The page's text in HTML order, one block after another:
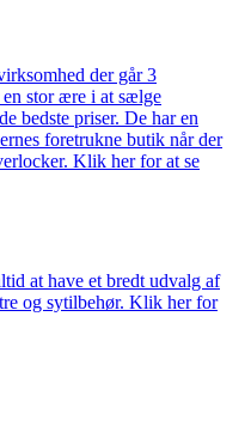
der går 3
stor ære i at sælge
bedste priser. De har en
foretrukne butik når der
Klik her for at se
at have et bredt udvalg af
og sytilbehør. Klik her for